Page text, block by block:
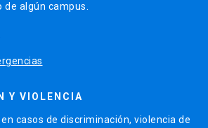
de algún campus.
Y VIOLENCIA
casos de discriminación, violencia de